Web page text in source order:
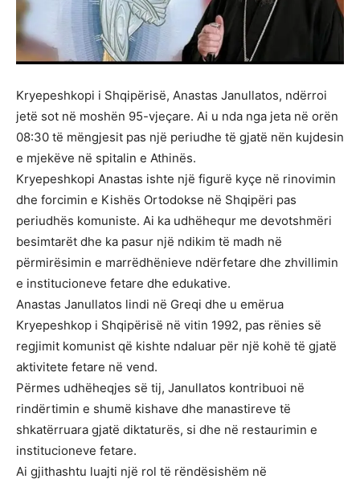
Kryepeshkopi i Shqipërisë, Anastas Janullatos, ndërroi
jetë sot në moshën 95-vjeçare. Ai u nda nga jeta në orën
08:30 të mëngjesit pas një periudhe të gjatë nën kujdesin
e mjekëve në spitalin e Athinës.
Kryepeshkopi Anastas ishte një figurë kyçe në rinovimin
dhe forcimin e Kishës Ortodokse në Shqipëri pas
periudhës komuniste. Ai ka udhëhequr me devotshmëri
besimtarët dhe ka pasur një ndikim të madh në
përmirësimin e marrëdhënieve ndërfetare dhe zhvillimin
e institucioneve fetare dhe edukative.
Anastas Janullatos lindi në Greqi dhe u emërua
Kryepeshkop i Shqipërisë në vitin 1992, pas rënies së
regjimit komunist që kishte ndaluar për një kohë të gjatë
aktivitete fetare në vend.
Përmes udhëheqjes së tij, Janullatos kontribuoi në
rindërtimin e shumë kishave dhe manastireve të
shkatërruara gjatë diktaturës, si dhe në restaurimin e
institucioneve fetare.
Ai gjithashtu luajti një rol të rëndësishëm në